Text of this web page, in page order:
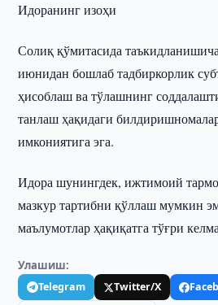
Идоранинг изоҳи
Солиқ қўмитасида
июнидан бошлаб тадбиркорлик
ҳисоблаш ва тўлашнинг
танлаш ҳақидаги
имкониятига эга.
Идора шунингдек, ижтимоий
мазкур тартибни қўллаш мумкин
маълумотлар ҳақиқатга тўғри
Улашиш:
Telegram Twitter/X